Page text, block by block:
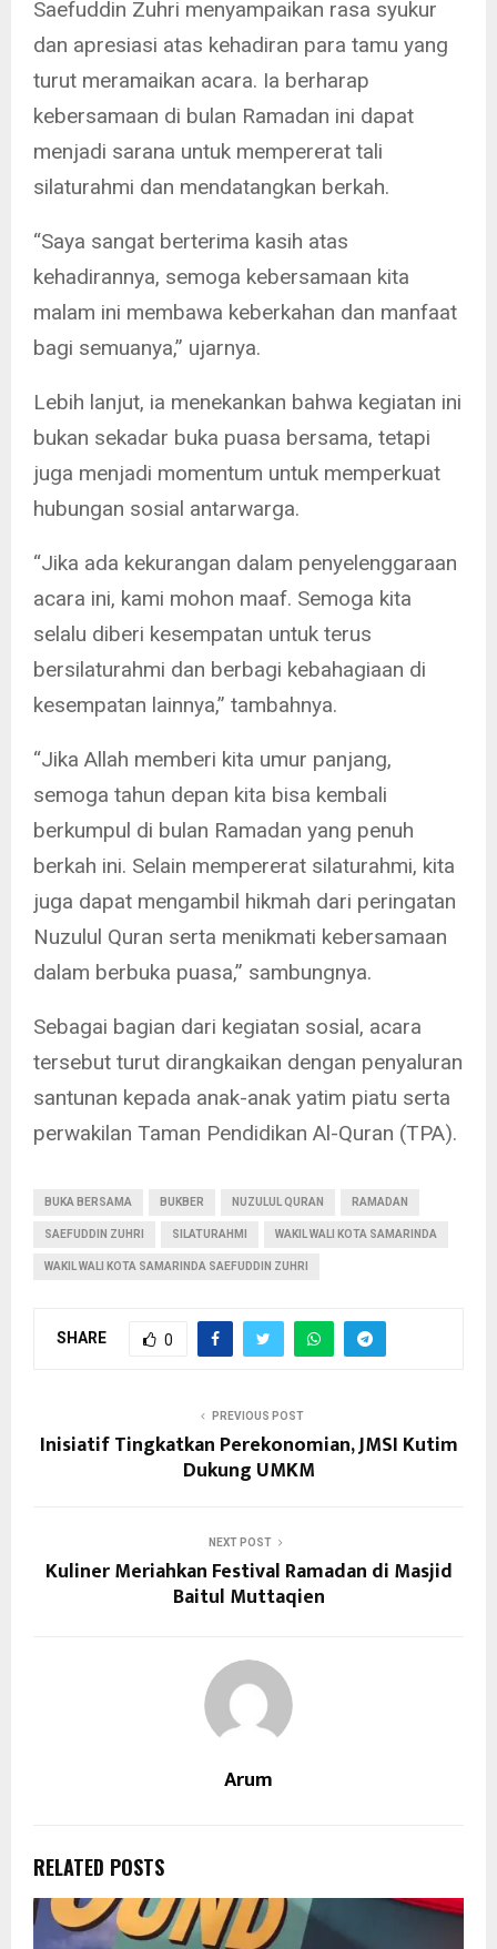
Saefuddin Zuhri menyampaikan rasa syukur
dan apresiasi atas kehadiran para tamu yang
turut meramaikan acara. Ia berharap
kebersamaan di bulan Ramadan ini dapat
menjadi sarana untuk mempererat tali
silaturahmi dan mendatangkan berkah.
“Saya sangat berterima kasih atas
kehadirannya, semoga kebersamaan kita
malam ini membawa keberkahan dan manfaat
bagi semuanya,” ujarnya.
Lebih lanjut, ia menekankan bahwa kegiatan ini
bukan sekadar buka puasa bersama, tetapi
juga menjadi momentum untuk memperkuat
hubungan sosial antarwarga.
“Jika ada kekurangan dalam penyelenggaraan
acara ini, kami mohon maaf. Semoga kita
selalu diberi kesempatan untuk terus
bersilaturahmi dan berbagi kebahagiaan di
kesempatan lainnya,” tambahnya.
“Jika Allah memberi kita umur panjang,
semoga tahun depan kita bisa kembali
berkumpul di bulan Ramadan yang penuh
berkah ini. Selain mempererat silaturahmi, kita
juga dapat mengambil hikmah dari peringatan
Nuzulul Quran serta menikmati kebersamaan
dalam berbuka puasa,” sambungnya.
Sebagai bagian dari kegiatan sosial, acara
tersebut turut dirangkaikan dengan penyaluran
santunan kepada anak-anak yatim piatu serta
perwakilan Taman Pendidikan Al-Quran (TPA).
BUKA BERSAMA BUKBER NUZULUL QURAN RAMADAN
SAEFUDDIN ZUHRI SILATURAHMI WAKIL WALI KOTA SAMARINDA
WAKIL WALI KOTA SAMARINDA SAEFUDDIN ZUHRI
SHARE 0
PREVIOUS POST
Inisiatif Tingkatkan Perekonomian, JMSI Kutim
Dukung UMKM
NEXT POST
Kuliner Meriahkan Festival Ramadan di Masjid
Baitul Muttaqien
Arum
RELATED POSTS